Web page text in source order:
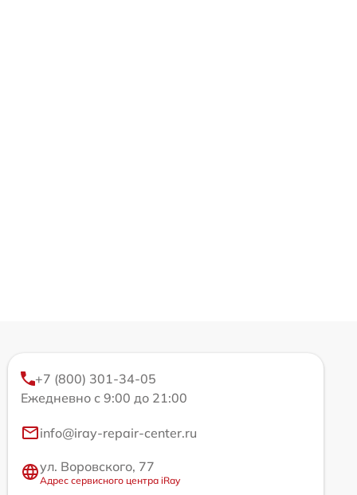
+7 (800) 301-34-05
Ежедневно с 9:00 до 21:00
info@iray-repair-center.ru
ул. Воровского, 77
Адрес сервисного центра iRay